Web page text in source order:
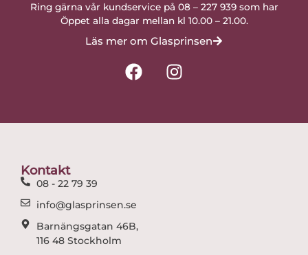
Ring gärna vår kundservice på 08 – 227 939 som har
Öppet alla dagar mellan kl 10.00 – 21.00.
Läs mer om Glasprinsen
F
a
I
n
Kontakt
08 - 22 79 39
info@glasprinsen.se
Barnängsgatan 46B,
116 48 Stockholm